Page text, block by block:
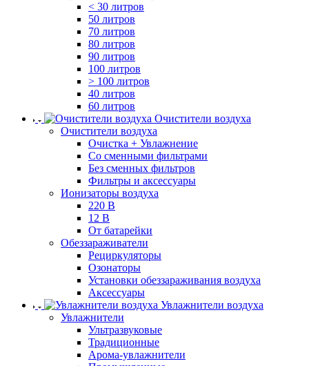
< 30 литров
50 литров
70 литров
80 литров
90 литров
100 литров
> 100 литров
40 литров
60 литров
Очистители воздуха
Очистители воздуха
Очистка + Увлажнение
Cо сменными фильтрами
Без сменных фильтров
Фильтры и аксессуары
Ионизаторы воздуха
220 В
12 В
От батарейки
Обеззараживатели
Рециркуляторы
Озонаторы
Установки обеззараживания воздуха
Аксессуары
Увлажнители воздуха
Увлажнители
Ультразвуковые
Традиционные
Арома-увлажнители